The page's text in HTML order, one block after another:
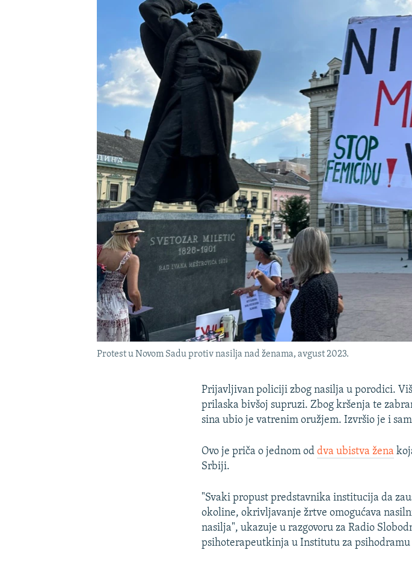
GENOCID U SREBRENICI
POPLAVE I KLIZIŠTA U BIH 2024.
TRI DECENIJE OD RATA U BIH
NASTANAK I RASPAD JUGOSLAVIJE
Protest u Novom Sadu protiv nasilja nad ženama, avgust 2023.
Prijavljivan policiji zbog nasilja u porodici.
prilaska bivšoj supruzi. Zbog kršenja te
sina ubio je vatrenim oružjem. Izvršio je i
Ovo je priča o jednom oddva ubistva žena
Srbiji.
"Svaki propust predstavnika institucija da
okoline, okrivljavanje žrtve omogućava
nasilja", ukazuje u razgovoru za Radio
psihoterapeutkinja u Institutu za psihodramu